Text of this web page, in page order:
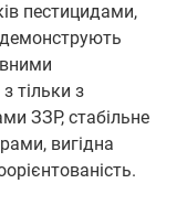
пестицидами,
тільки з
ЗЗР, стабільне
вигідна